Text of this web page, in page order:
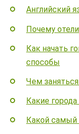
Английский
Почему
Как начать
способы
Чем
Какие
Какой самый